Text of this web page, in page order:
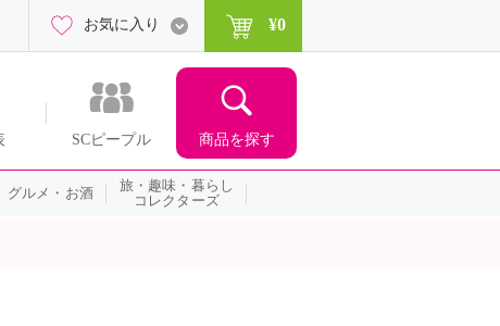
SCピープル 商品を探す
お気に入り ¥0
グルメ・お酒
旅・趣味・暮らし
コレクターズ